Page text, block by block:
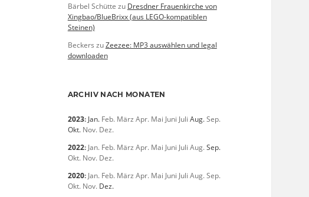
Bärbel Schütte zu Dresdner Frauenkirche von
Xingbao/BlueBrixx (aus LEGO-kompatiblen
Steinen)
Beckers zuZeezee: MP3 auswählen und legal
downloaden
ARCHIV NACH MONATEN
2023: Jan. Feb. März Apr. Mai Juni Juli Aug.Sep.
Okt. Nov. Dez.
2022: Jan. Feb. März Apr. Mai Juni Juli Aug.Sep.
Okt. Nov. Dez.
2020: Jan. Feb. März Apr. Mai Juni Juli Aug.Sep.
Okt. Nov. Dez.